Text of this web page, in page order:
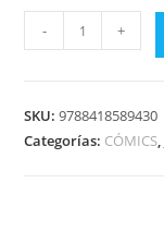
HISTORIAS
DE
03:
- +
SKU:9788418589430
Categorías: CÓMICS,